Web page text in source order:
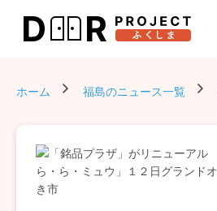
ホーム 福島のニュース一覧